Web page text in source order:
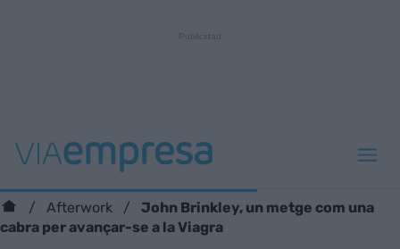
Afterwork
John Brinkley, un metge com una
cabra per avançar-se a la Viagra